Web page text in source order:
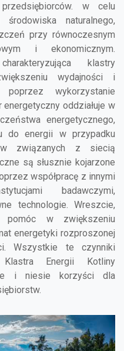
w celu
naturalnego,
przy równoczesnym
i ekonomicznym.
klastry
wydajności i
poprzez wykorzystanie
energetyczny oddziałuje w
energetycznego,
do energii w przypadku
związanych z siecią
są słusznie kojarzone
współpracę z innymi
badawczymi,
technologie. Wreszcie,
pomóc w zwiększeniu
energetyki rozproszonej
Wszystkie te czynniki
Energii Kotliny
i niesie korzyści dla